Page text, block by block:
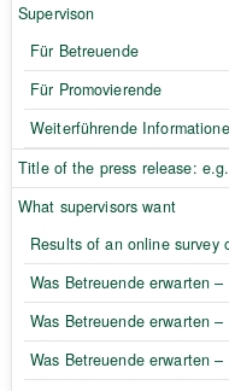
Supervison
Für Betreuende
Für Promovierende
Weiterführende
Title of the press release:
What supervisors want
Results of an online survey
Was Betreuende erwarten
Was Betreuende erwarten
Was Betreuende erwarten